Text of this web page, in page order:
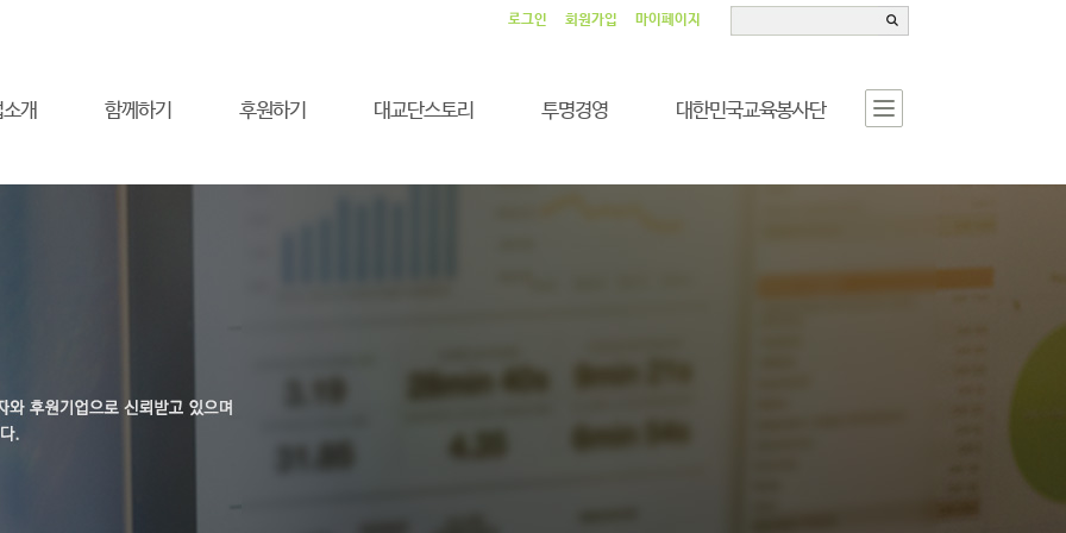
로그인 회원가입 마이페이지
개 함께하기 후원하기 대교단스토리 투명경영 대한민국교육봉사단